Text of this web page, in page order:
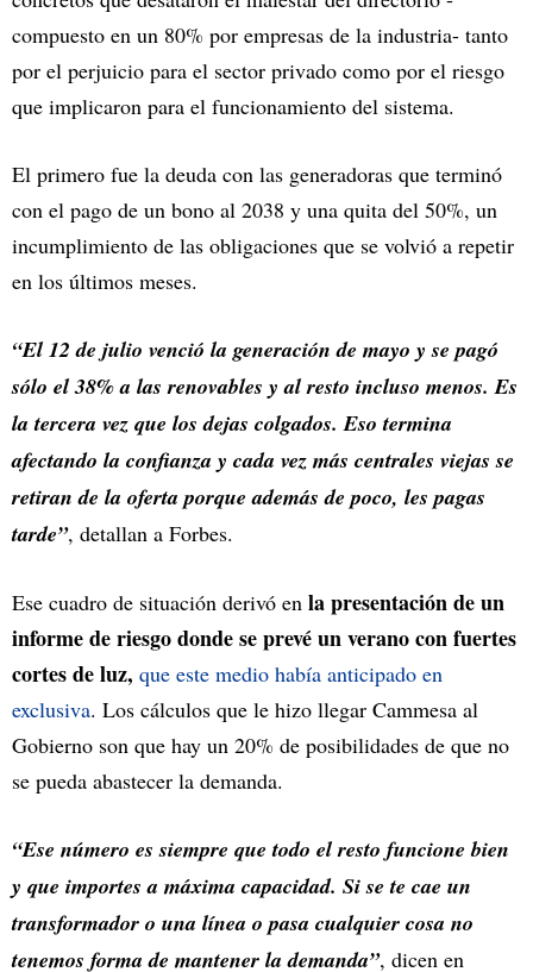
compuesto en un 80% por empresas de la industria- tanto
por el perjuicio para el sector privado como por el riesgo
que implicaron para el funcionamiento del sistema.
El primero fue la deuda con las generadoras que terminó
con el pago de un bono al 2038 y una quita del 50%, un
incumplimiento de las obligaciones que se volvió a repetir
en los últimos meses.
“El 12 de julio venció la generación de mayo y se pagó
sólo el 38% a las renovables y al resto incluso menos. Es
la tercera vez que los dejas colgados. Eso termina
afectando la confianza y cada vez más centrales viejas se
retiran de la oferta porque además de poco, les pagas
tarde”, detallan a Forbes.
Ese cuadro de situación derivó en la presentación de un
informe de riesgo donde se prevé un verano con fuertes
cortes de luz, que este medio había anticipado en
exclusiva. Los cálculos que le hizo llegar Cammesa al
Gobierno son que hay un 20% de posibilidades de que no
se pueda abastecer la demanda.
“Ese número es siempre que todo el resto funcione bien
y que importes a máxima capacidad. Si se te cae un
transformador o una línea o pasa cualquier cosa no
tenemos forma de mantener la demanda”, dicen en